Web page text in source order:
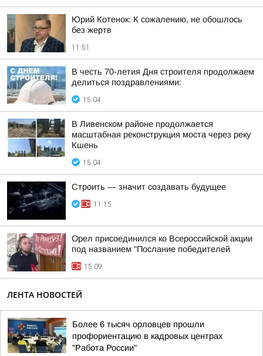
Юрий Котенок: К сожалению, не обошлось
без жертв
11:51
В честь 70-летия Дня строителя продолжаем
делиться поздравлениями:
15:04
В Ливенском районе продолжается
масштабная реконструкция моста через реку
Кшень
15:04
Строить — значит создавать будущее
11:15
Орел присоединился ко Всероссийской акции
под названием "Послание победителей
15:09
ЛЕНТА НОВОСТЕЙ
Более 6 тысяч орловцев прошли
профориентацию в кадровых центрах
"Работа России"